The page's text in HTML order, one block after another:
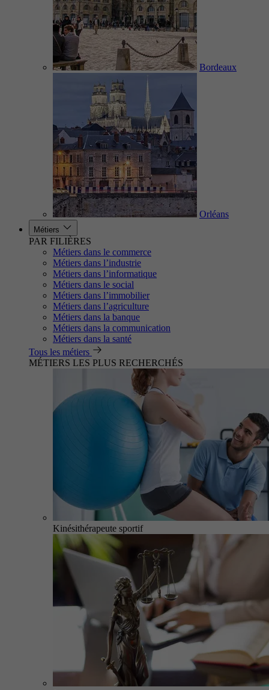
Bordeaux
Orléans
Métiers
PAR FILIÈRES
Métiers dans le commerce
Métiers dans l’industrie
Métiers dans l’informatique
Métiers dans le social
Métiers dans l’immobilier
Métiers dans l’agriculture
Métiers dans la banque
Métiers dans la communication
Métiers dans la santé
Tous les métiers
MÉTIERS LES PLUS RECHERCHÉS
Kinésithérapeute sportif